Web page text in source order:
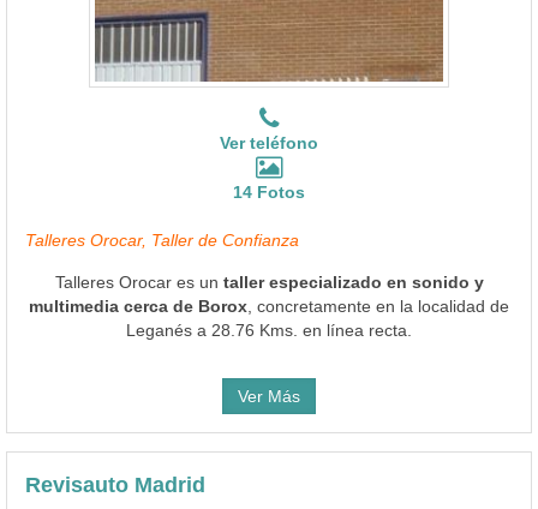
Ver teléfono
14 Fotos
Talleres Orocar, Taller de Confianza
Talleres Orocar es un taller especializado en sonido y
multimedia cerca de Borox , concretamente en la localidad de
Leganés a 28.76 Kms. en línea recta.
Ver Más
Revisauto Madrid